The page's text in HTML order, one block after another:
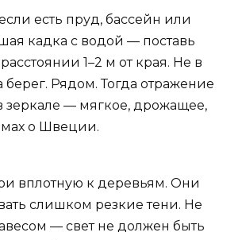
есть пруд, бассейн или
кадка с водой — поставь
1–2 м от края. Не в
берег. Рядом. Тогда отражение
зеркале — мягкое, дрожащее,
о Швеции.
вплотную к деревьям. Они
слишком резкие тени. Не
— свет не должен быть